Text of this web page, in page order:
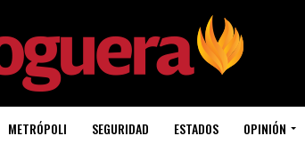
METRÓPOLI SEGURIDAD ESTADOS OPINIÓN